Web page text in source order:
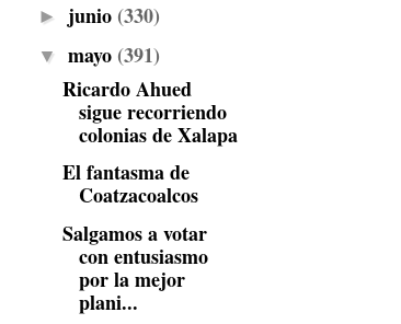
► junio (330)
▼ mayo (391)
Ricardo Ahued
sigue recorriendo
colonias de Xalapa
El fantasma de
Coatzacoalcos
Salgamos a votar
con entusiasmo
por la mejor
plani...